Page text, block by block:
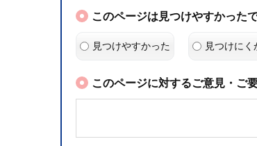
このページは見つけやすかった
見つけやすかった 見つけにく
このページに対するご意見・ご